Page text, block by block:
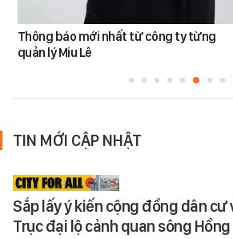
Thông báo mới nhất từ công ty từng
quản lý Miu Lê
TIN MỚI CẬP NHẬT
Sắp lấy ý kiến cộng đồng dân cư
Trục đại lộ cảnh quan sông Hồng